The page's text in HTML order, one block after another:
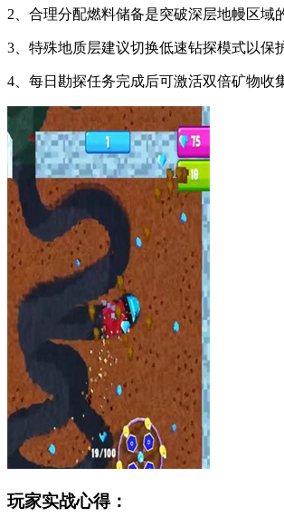
2、合理分配燃料储备是突破深层地幔区域
3、特殊地质层建议切换低速钻探模式以保
4、每日勘探任务完成后可激活双倍矿物收
玩家实战心得：